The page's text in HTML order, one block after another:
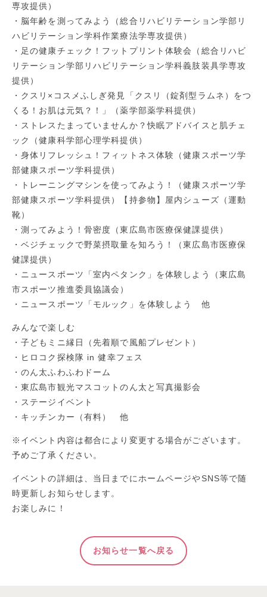
専攻提供）
・脳年齢を測ってみよう（総合リハビリテーション学部リ
ハビリテーション学科作業療法学専攻提供）
・足の健康チェック！フットプリント体験会（総合リハビ
リテーション学部リハビリテーション学科義肢装具学専攻
提供）
・クスリ×コスメふしぎ発見「クスリ（錠剤型ラムネ）をつ
くる！お肌は元気？！」（薬学部薬学科提供）
・ストレスたまっていませんか？快眠アドバイスと肌チェ
ック（健康科学部心理学科提供）
・身体リフレッシュ！フィットネス体験（健康スポーツ学
部健康スポーツ学科提供）
・トレーニングマシンを使ってみよう！（健康スポーツ学
部健康スポーツ学科提供）【持参物】屋内シューズ（運動
靴）
・測ってみよう！骨密度（東広島市医療保健課提供）
・ベジチェックで野菜摂取量を知ろう！（東広島市医療保
健課提供）
・ニュースポーツ「室内ペタンク」を体験しよう（東広島
市スポーツ推進委員協議会）
・ニュースポーツ「モルック」を体験しよう 他
みんなで楽しむ
・子どもミニ縁日（先着順で風船プレゼント）
・ヒロコク探検隊 in 健幸フェス
・のん太ふわふわドーム
・東広島市観光マスコットのん太と写真撮影会
・ステージイベント
・キッチンカー（有料） 他
※イベント内容は都合により変更する場合がございます。
予めご了承ください。
イベントの詳細は、当日までにホームページやSNS等で随
時更新しお知らせします。
お楽しみに！
お知らせ一覧へ戻る